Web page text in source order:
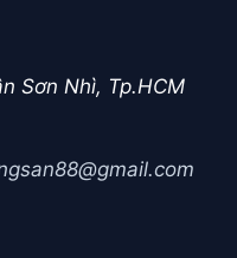
Sơn Nhì, Tp.HCM